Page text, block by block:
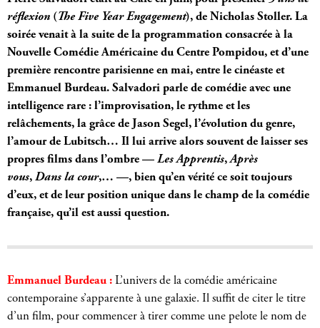
réflexion (The Five Year Engagement), de Nicholas Stoller. La
soirée venait à la suite de la programmation consacrée à la
Nouvelle Comédie Américaine du Centre Pompidou, et d’une
première rencontre parisienne en mai, entre le cinéaste et
Emmanuel Burdeau. Salvadori parle de comédie avec une
intelligence rare : l’improvisation, le rythme et les
relâchements, la grâce de Jason Segel, l’évolution du genre,
l’amour de Lubitsch… Il lui arrive alors souvent de laisser ses
propres films dans l’ombre — Les Apprentis,Après
vous, Dans la cour,… —, bien qu’en vérité ce soit toujours
d’eux, et de leur position unique dans le champ de la comédie
française, qu’il est aussi question.
Emmanuel Burdeau : L’univers de la comédie américaine
contemporaine s’apparente à une galaxie. Il suffit de citer le titre
d’un film, pour commencer à tirer comme une pelote le nom de